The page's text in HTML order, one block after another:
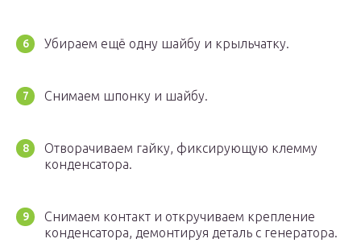
Убираем ещё одну шайбу и крыльчатку.
Снимаем шпонку и шайбу.
Отворачиваем гайку, фиксирующую клемму
конденсатора.
Снимаем контакт и откручиваем крепление
конденсатора, демонтируя деталь с генератора.